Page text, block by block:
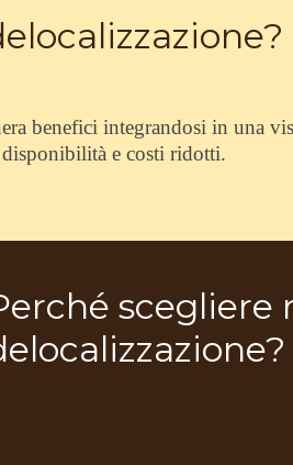
benefici integrandosi in una
à e costi ridotti.
scegliere